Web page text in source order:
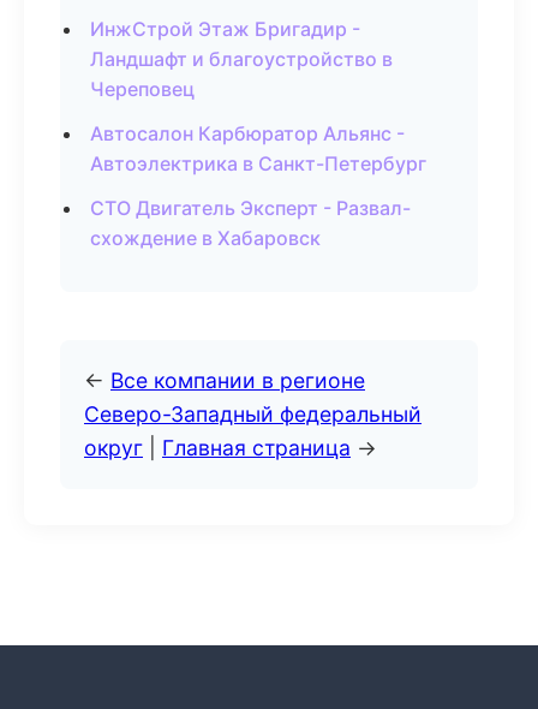
ИнжСтрой Этаж Бригадир -
Ландшафт и благоустройство в
Череповец
Автосалон Карбюратор Альянс -
Автоэлектрика в Санкт-Петербург
СТО Двигатель Эксперт - Развал-
схождение в Хабаровск
← Все компании в регионе
Северо-Западный федеральный
округ
Главная страница →